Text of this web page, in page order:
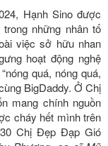
Hạnh Sino được
những nhân tố
việc sở hữu nhan
hoạt động nghệ
quá, nóng quá,
BigDaddy. Ở Chị
mang chính nguồn
cháy hết mình trên
Chị Đẹp Đạp Gió